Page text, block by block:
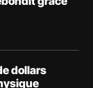
dollars